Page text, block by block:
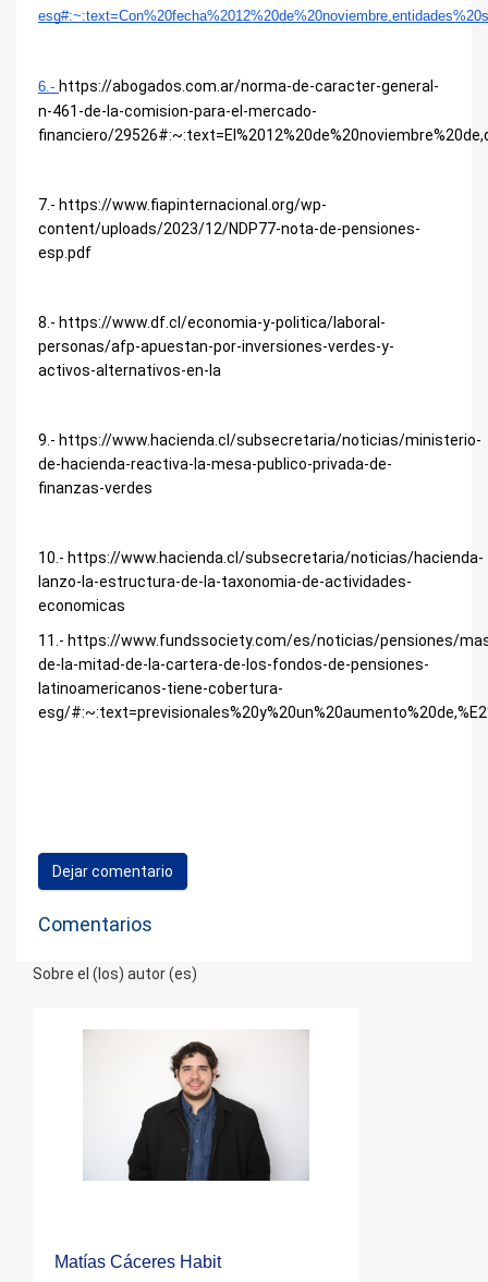
6.- https://abogados.com.ar/norma-de-caracter-general-
n-461-de-la-comision-para-el-mercado-
financiero/
7.- https://www.fiapinternacional.org/wp-
content/uploads/2023/12/NDP77-nota-de-pensiones-
esp.pdf
8.- https://www.df.cl/economia-y-politica/laboral-
personas/afp-apuestan-por-inversiones-verdes-y-
activos-alternativos-en-la
9.- https://www.hacienda.cl/subsecretaria/noticias/ministerio-
de-hacienda-reactiva-la-mesa-publico-privada-de-
finanzas-verdes
10.- https://www.hacienda.cl/subsecretaria/noticias/hacienda-
lanzo-la-estructura-de-la-taxonomia-de-actividades-
economicas
11.- https://www.fundssociety.com/es/noticias/pensiones/
de-la-mitad-de-la-cartera-de-los-fondos-de-pensiones-
latinoamericanos-tiene-cobertura-
esg/
Dejar comentario
Comentarios
Sobre el (los) autor (es)
Matías Cáceres Habit